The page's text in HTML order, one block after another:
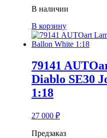
В наличии
В корзину
79141
Diablo SE30
1:18
27 000 ₽
Предзаказ